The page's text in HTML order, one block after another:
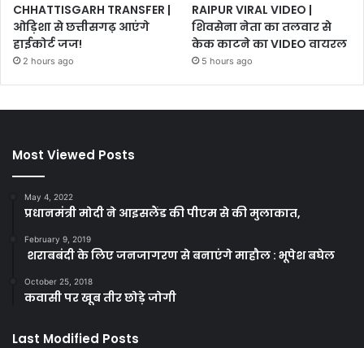
CHHATTISGARH TRANSFER |
ओड़िशा से छत्तीसगढ़ आएंगे
हाईकोर्ट जज!
2 hours ago
RAIPUR VIRAL VIDEO |
शिवसेना नेता का तलवार से
केक काटने का VIDEO वायरल
5 hours ago
Most Viewed Posts
May 4, 2022
प्रधानमंत्री मोदी ने आइसलैंड की पीएम से की मुलाकात,
February 9, 2019
शराबबंदी के लिए जनजागरण से बनाएंगे माहौल : भूपेश बघेल
October 25, 2018
कवासी पर खूब तीर छोड़े जोगी
Last Modified Posts